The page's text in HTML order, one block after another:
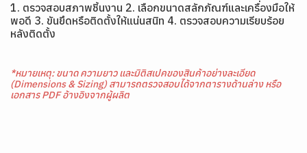
1. ตรวจสอบสภาพชิ้นงาน 2. เลือกขนาดสลักภัณฑ์และเครื่องมือให้
พอดี 3. ขันยึดหรือติดตั้งให้แน่นสนิท 4. ตรวจสอบความเรียบร้อย
หลังติดตั้ง
*หมายเหตุ: ขนาด ความยาว และมิติสเปคของสินค้าอย่างละเอียด
(Dimensions & Sizing) สามารถตรวจสอบได้จากตารางด้านล่าง หรือ
เอกสาร PDF อ้างอิงจากผู้ผลิต